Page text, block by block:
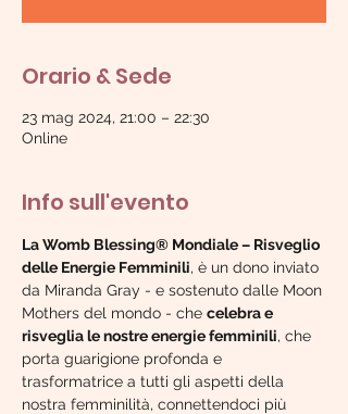
Orario & Sede
23 mag 2024, 21:00 – 22:30
Online
Info sull'evento
La Womb Blessing® Mondiale – Risveglio
delle Energie Femminili, è un dono inviato
da Miranda Gray - e sostenuto dalle Moon
Mothers del mondo - che celebra e
risveglia le nostre energie femminili, che
porta guarigione profonda e
trasformatrice a tutti gli aspetti della
nostra femminilità, connettendoci più